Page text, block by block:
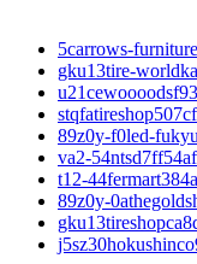
5carrows-
gku13tire-
89z0y-f0led-
va2-
t12-
89z0y-